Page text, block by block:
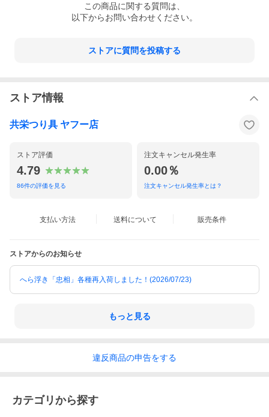
この商品に関する質問は、
以下からお問い合わせください。
ストアに質問を投稿する
ストア情報
共栄つり具 ヤフー店
ストア評価
4.79
86件の評価を見る
注文キャンセル発生率
0.00％
注文キャンセル発生率とは？
支払い方法 送料について 販売条件
ストアからのお知らせ
へら浮き「忠相」各種再入荷しました！(2026/07/23)
もっと見る
違反商品の申告をする
カテゴリから探す